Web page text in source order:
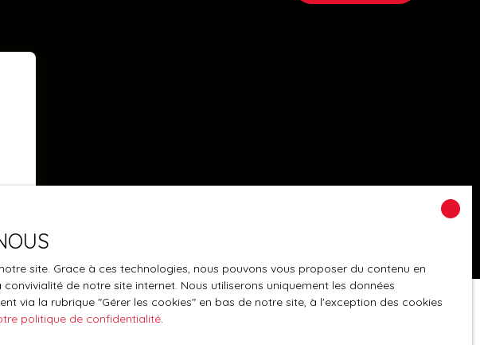
site. Grace à ces technologies, nous pouvons vous proposer du contenu en
de notre site internet. Nous utiliserons uniquement les données
via la rubrique ″Gérer les cookies″ en bas de notre site, à l'exception des cookies
politique de confidentialité.